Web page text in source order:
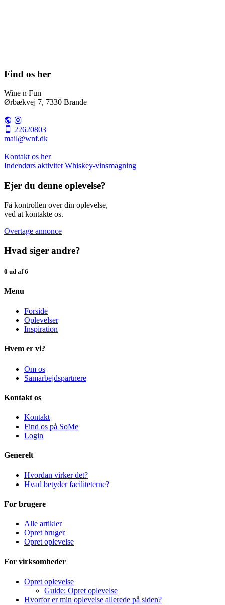
Find os her
Wine n Fun
Ørbækvej 7, 7330 Brande
22620803
mail@wnf.dk
Kontakt os her
Indendørs aktivitet Whiskey-vinsmagning
Ejer du denne oplevelse?
Få kontrollen over din oplevelse,
ved at kontakte os.
Overtage annonce
Hvad siger andre?
0 ud af 6
Menu
Forside
Oplevelser
Inspiration
Hvem er vi?
Om os
Samarbejdspartnere
Kontakt os
Kontakt
Find os på SoMe
Login
Generelt
Hvordan virker det?
Hvad betyder faciliteterne?
For brugere
Alle artikler
Opret bruger
Opret oplevelse
For virksomheder
Opret oplevelse
Guide: Opret oplevelse
Hvorfor er min oplevelse allerede på siden?